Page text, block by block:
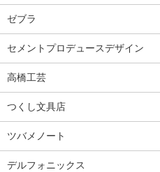
ゼブラ
セメントプロデュースデザイン
高橋工芸
つくし文具店
ツバメノート
デルフォニックス